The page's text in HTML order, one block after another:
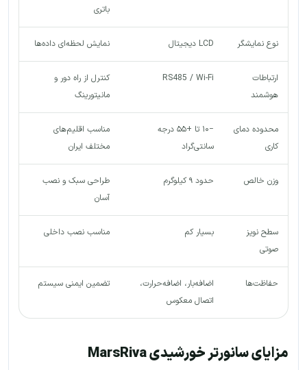
باتری
نوع نمایشگر LCD دیجیتال نمایش لحظه‌ای داده‌ها
ارتباطات
هوشمند
RS485 / Wi-Fi
کنترل از راه دور و
مانیتورینگ
محدوده دمای
کاری
−۱۰ تا +۵۵ درجه
سانتی‌گراد
مناسب اقلیم‌های
مختلف ایران
وزن خالص حدود ۹ کیلوگرم
طراحی سبک و نصب
آسان
سطح نویز
صوتی
بسیار کم مناسب نصب داخلی
حفاظت‌ها
اضافه‌بار، اضافه‌حرارت،
اتصال معکوس
تضمین ایمنی سیستم
مزایای سانورتر خورشیدی MarsRiva